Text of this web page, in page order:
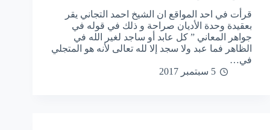
قرأت في احد المواقع ان الشيخ احمد التجاني يقر
بعقيدة وحدة الأديان صراحة و ذلك في قوله في
جواهر المعاني ” كل عابد أو ساجد لغير الله في
الظاهر فما عبد ولا سجد إلا لله تعالى لأنه هو المتجلي
في…
5 سبتمبر 2017